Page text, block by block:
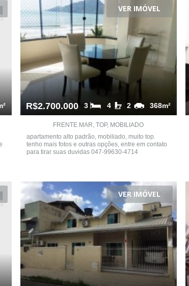
VER IMÓVEL
R$2.700.000 368m²
2
4
3
FRENTE MAR, TOP, MOBILIADO
apartamento alto padrão, mobiliado, muito top.
tenho mais fotos e outras opções, entre em contato
para tirar suas duvidas 047-99630-4714
VER IMÓVEL